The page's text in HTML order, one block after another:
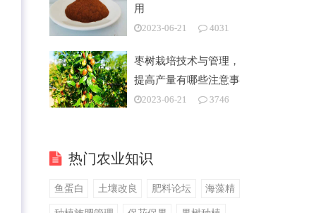
用
2023-06-21 4031
枣树栽培技术与管理，
提高产量有哪些注意事
项2023-06-21 3746
热门农业知识
鱼蛋白 土壤改良 肥料论坛 海藻精